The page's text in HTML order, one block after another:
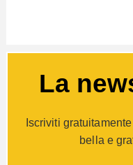
La
Iscriviti
bella e